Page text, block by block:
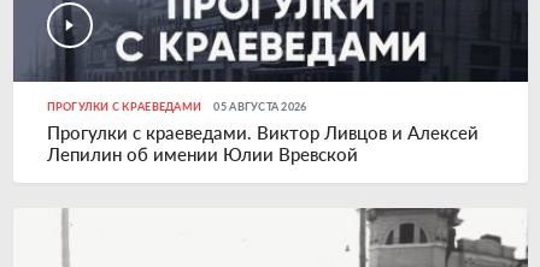
ПРОГУЛКИ С КРАЕВЕДАМИ 05 АВГУСТА 2026
Прогулки с краеведами. Виктор Ливцов и Алексей
Лепилин об имении Юлии Вревской